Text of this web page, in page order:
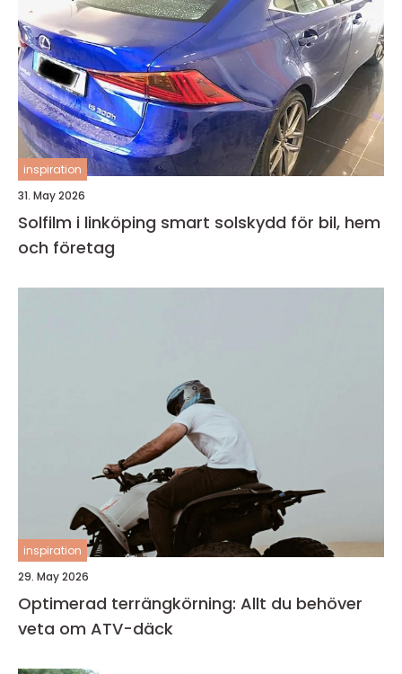
inspiration
31. May 2026
Solfilm i linköping smart solskydd för bil, hem
och företag
inspiration
29. May 2026
Optimerad terrängkörning: Allt du behöver
veta om ATV-däck